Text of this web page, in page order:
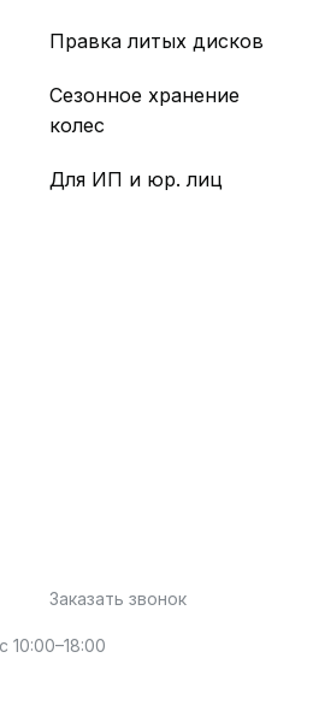
Правка литых дисков
Сезонное хранение
колес
Для ИП и юр. лиц
Заказать звонок
10:00–18:00